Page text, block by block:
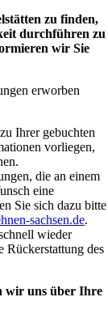
zu finden,
durchführen zu
wir Sie
erworben
Ihrer gebuchten
vorliegen,
die an einem
eine
Sie sich dazu bitte
sachsen.de.
wieder
Rückerstattung des
wir uns über Ihre